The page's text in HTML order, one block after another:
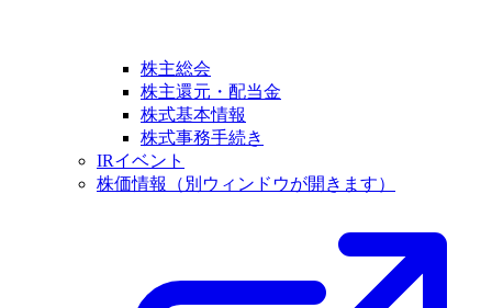
株主総会
株主還元・配当金
株式基本情報
株式事務手続き
IRイベント
株価情報
（別ウィンドウが開きます）